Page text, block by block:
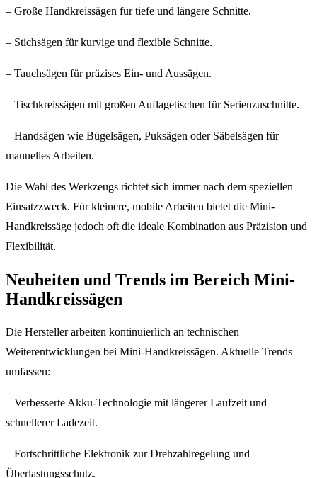
– Große Handkreissägen für tiefe und längere Schnitte.
– Stichsägen für kurvige und flexible Schnitte.
– Tauchsägen für präzises Ein- und Aussägen.
– Tischkreissägen mit großen Auflagetischen für Serienzuschnitte.
– Handsägen wie Bügelsägen, Puksägen oder Säbelsägen für
manuelles Arbeiten.
Die Wahl des Werkzeugs richtet sich immer nach dem speziellen
Einsatzzweck. Für kleinere, mobile Arbeiten bietet die Mini-
Handkreissäge jedoch oft die ideale Kombination aus Präzision und
Flexibilität.
Neuheiten und Trends im Bereich Mini-
Handkreissägen
Die Hersteller arbeiten kontinuierlich an technischen
Weiterentwicklungen bei Mini-Handkreissägen. Aktuelle Trends
umfassen:
– Verbesserte Akku-Technologie mit längerer Laufzeit und
schnellerer Ladezeit.
– Fortschrittliche Elektronik zur Drehzahlregelung und
Überlastungsschutz.